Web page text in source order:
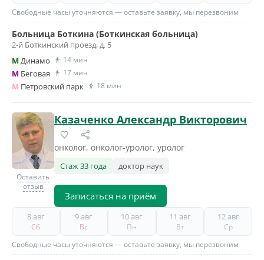
Свободные часы уточняются — оставьте заявку, мы перезвоним
Больница Боткина (Боткинская больница)
2-й Боткинский проезд, д. 5
MДинамо 14 мин
M Беговая 17 мин
M Петровский парк 18 мин
Оставить
отзыв
Казаченко Александр Викторович
онколог, онколог-уролог, уролог
Стаж 33 года доктор наук
Записаться на приём
8 авг
Сб
9 авг
Вс
10 авг
Пн
11 авг
Вт
12 авг
Ср
Свободные часы уточняются — оставьте заявку, мы перезвоним